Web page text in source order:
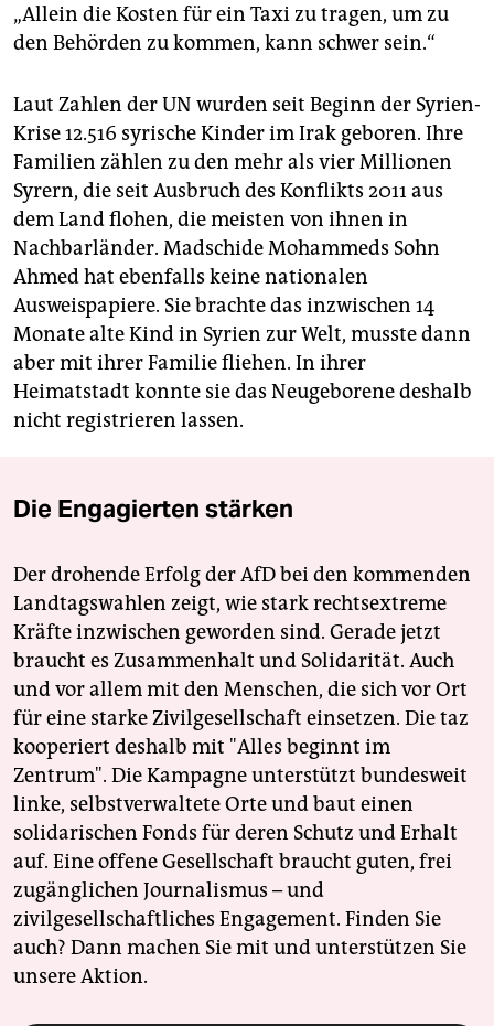
„Allein die Kosten für ein Taxi zu tragen, um zu
den Behörden zu kommen, kann schwer sein.“
Laut Zahlen der UN wurden seit Beginn der Syrien-
Krise 12.516 syrische Kinder im Irak geboren. Ihre
Familien zählen zu den mehr als vier Millionen
Syrern, die seit Ausbruch des Konflikts 2011 aus
dem Land flohen, die meisten von ihnen in
Nachbarländer. Madschide Mohammeds Sohn
Ahmed hat ebenfalls keine nationalen
Ausweispapiere. Sie brachte das inzwischen 14
Monate alte Kind in Syrien zur Welt, musste dann
aber mit ihrer Familie fliehen. In ihrer
Heimatstadt konnte sie das Neugeborene deshalb
nicht registrieren lassen.
Die Engagierten stärken
Der drohende Erfolg der AfD bei den kommenden
Landtagswahlen zeigt, wie stark rechtsextreme
Kräfte inzwischen geworden sind. Gerade jetzt
braucht es Zusammenhalt und Solidarität. Auch
und vor allem mit den Menschen, die sich vor Ort
für eine starke Zivilgesellschaft einsetzen. Die taz
kooperiert deshalb mit "Alles beginnt im
Zentrum". Die Kampagne unterstützt bundesweit
linke, selbstverwaltete Orte und baut einen
solidarischen Fonds für deren Schutz und Erhalt
auf. Eine offene Gesellschaft braucht guten, frei
zugänglichen Journalismus – und
zivilgesellschaftliches Engagement. Finden Sie
auch? Dann machen Sie mit und unterstützen Sie
unsere Aktion.